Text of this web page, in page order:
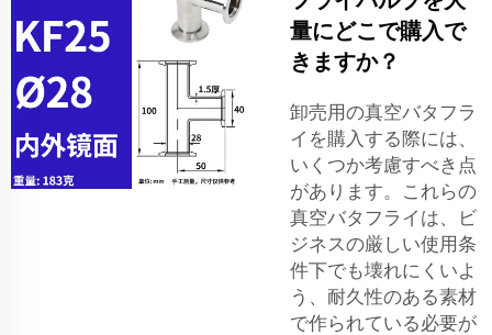
量にどこで購入で
きますか？
卸売用の真空バタフラ
イを購入する際には、
いくつか考慮すべき点
があります。これらの
真空バタフライは、ビ
ジネスの厳しい使用条
件下でも壊れにくいよ
う、耐久性のある素材
で作られている必要が